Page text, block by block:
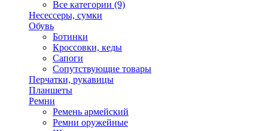
Все категории (9)
Несессеры, сумки
Обувь
Ботинки
Кроссовки, кеды
Сапоги
Сопутствующие товары
Перчатки, рукавицы
Планшеты
Ремни
Ремень армейский
Ремни оружейные